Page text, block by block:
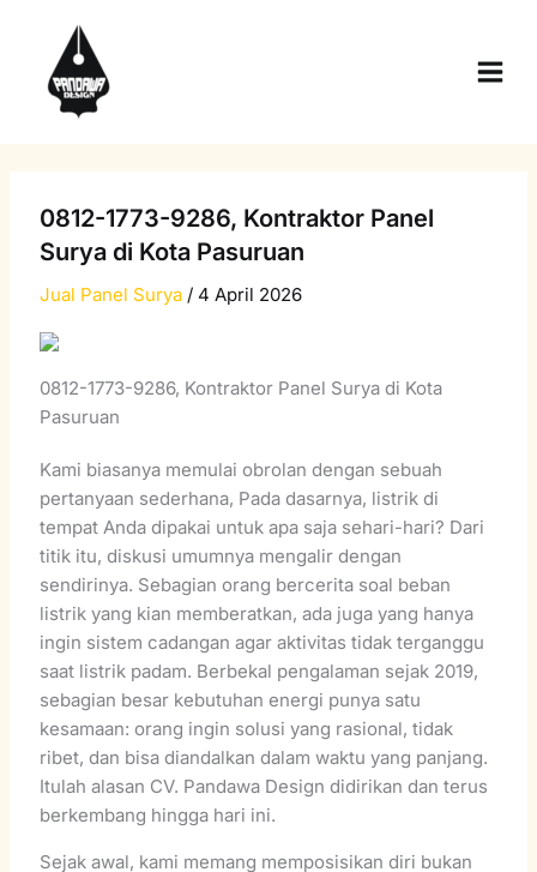
content
0812-1773-9286, Kontraktor Panel
Surya di Kota Pasuruan
Jual Panel Surya /4 April 2026
0812-1773-9286, Kontraktor Panel Surya di Kota
Pasuruan
Kami biasanya memulai obrolan dengan sebuah
pertanyaan sederhana, Pada dasarnya, listrik di
tempat Anda dipakai untuk apa saja sehari-hari? Dari
titik itu, diskusi umumnya mengalir dengan
sendirinya. Sebagian orang bercerita soal beban
listrik yang kian memberatkan, ada juga yang hanya
ingin sistem cadangan agar aktivitas tidak terganggu
saat listrik padam. Berbekal pengalaman sejak 2019,
sebagian besar kebutuhan energi punya satu
kesamaan: orang ingin solusi yang rasional, tidak
ribet, dan bisa diandalkan dalam waktu yang panjang.
Itulah alasan CV. Pandawa Design didirikan dan terus
berkembang hingga hari ini.
Sejak awal, kami memang memposisikan diri bukan